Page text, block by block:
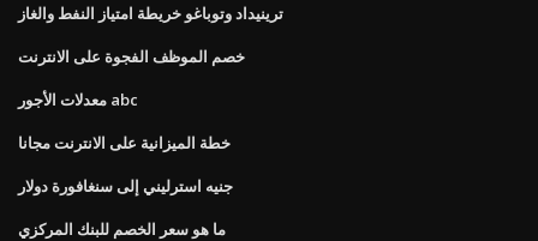
ترينيداد وتوباغو خريطة امتياز النفط والغاز
خصم الموظف الفجوة على الانترنت
معدلات الأجور abc
خطة الميزانية على الانترنت مجانا
جنيه استرليني إلى سنغافورة دولار
ما هو سعر الخصم للبنك المركزي